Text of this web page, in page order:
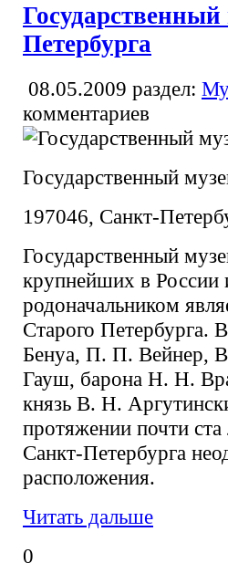
Петербурга
08.05.2009 раздел:
комментариев
Государственный
197046, Санкт-
Государственный
крупнейших в России
родоначальником
Старого Петербурга.
Бенуа, П. П. Вейнер,
Гауш, барона Н. Н.
князь В. Н.
протяжении почти
Санкт-Петербурга
расположения.
Читать дальше
0